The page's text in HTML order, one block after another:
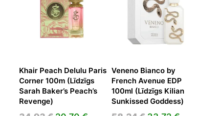
Khair Peach Delulu Paris
Corner 100m (Līdzīgs
Sarah Baker’s Peach’s
Revenge)
Veneno Bianco by
French Avenue EDP
100ml (Līdzīgs Kilian
Sunkissed Goddess)